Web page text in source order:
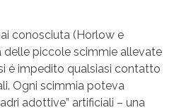
conosciuta (Horlow e
delle piccole scimmie allevate
é impedito qualsiasi contatto
Ogni scimmia poteva
adottive” artificiali – una